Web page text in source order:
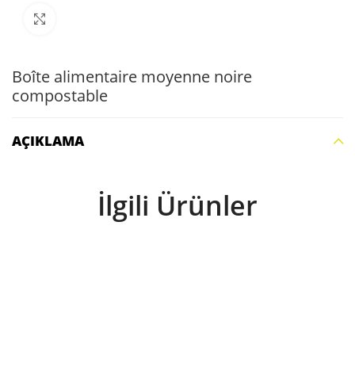
Boîte alimentaire moyenne noire
compostable
AÇIKLAMA
İlgili Ürünler